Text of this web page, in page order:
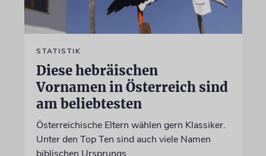
STATISTIK
Diese hebräischen
Vornamen in Österreich sind
am beliebtesten
Österreichische Eltern wählen gern Klassiker.
Unter den Top Ten sind auch viele Namen
biblischen Ursprungs